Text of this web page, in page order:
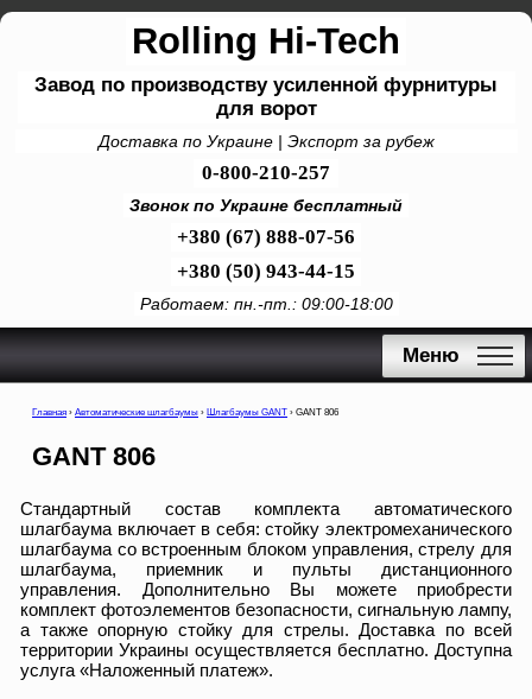
Rolling Hi-Tech
Завод по производству усиленной фурнитуры
для ворот
Доставка по Украине | Экспорт за рубеж
0-800-210-257
Звонок по Украине бесплатный
+380 (67) 888-07-56
+380 (50) 943-44-15
Работаем: пн.-пт.: 09:00-18:00
Меню
Главная › Автоматические шлагбаумы › Шлагбаумы GANT › GANT 806
GANT 806
Стандартный состав комплекта автоматического
шлагбаума включает в себя: стойку электромеханического
шлагбаума со встроенным блоком управления, стрелу для
шлагбаума, приемник и пульты дистанционного
управления. Дополнительно Вы можете приобрести
комплект фотоэлементов безопасности, сигнальную лампу,
а также опорную стойку для стрелы. Доставка по всей
территории Украины осуществляется бесплатно. Доступна
услуга «Наложенный платеж».